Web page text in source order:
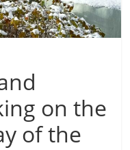
on the
of the